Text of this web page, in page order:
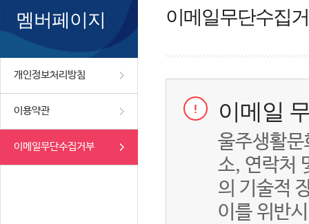
멤버페이지
개인정보처리방침
이용약관
이메일무단수집거부
이메일무단수집
이메일
울주생활
소, 연락처
의 기술적
이를 위반